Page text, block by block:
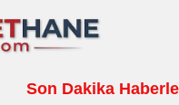
Son Dakika